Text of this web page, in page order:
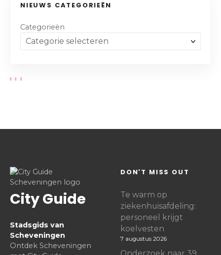
NIEUWS CATEGORIEËN
Categorieën
City Guide
Stadsgids van
Scheveningen
Ontdek Scheveningen
DON'T MISS OUT
Te warm op
ziekenhuisafdeling:
personeel krijgt
koelvesten
7 augustus 2026